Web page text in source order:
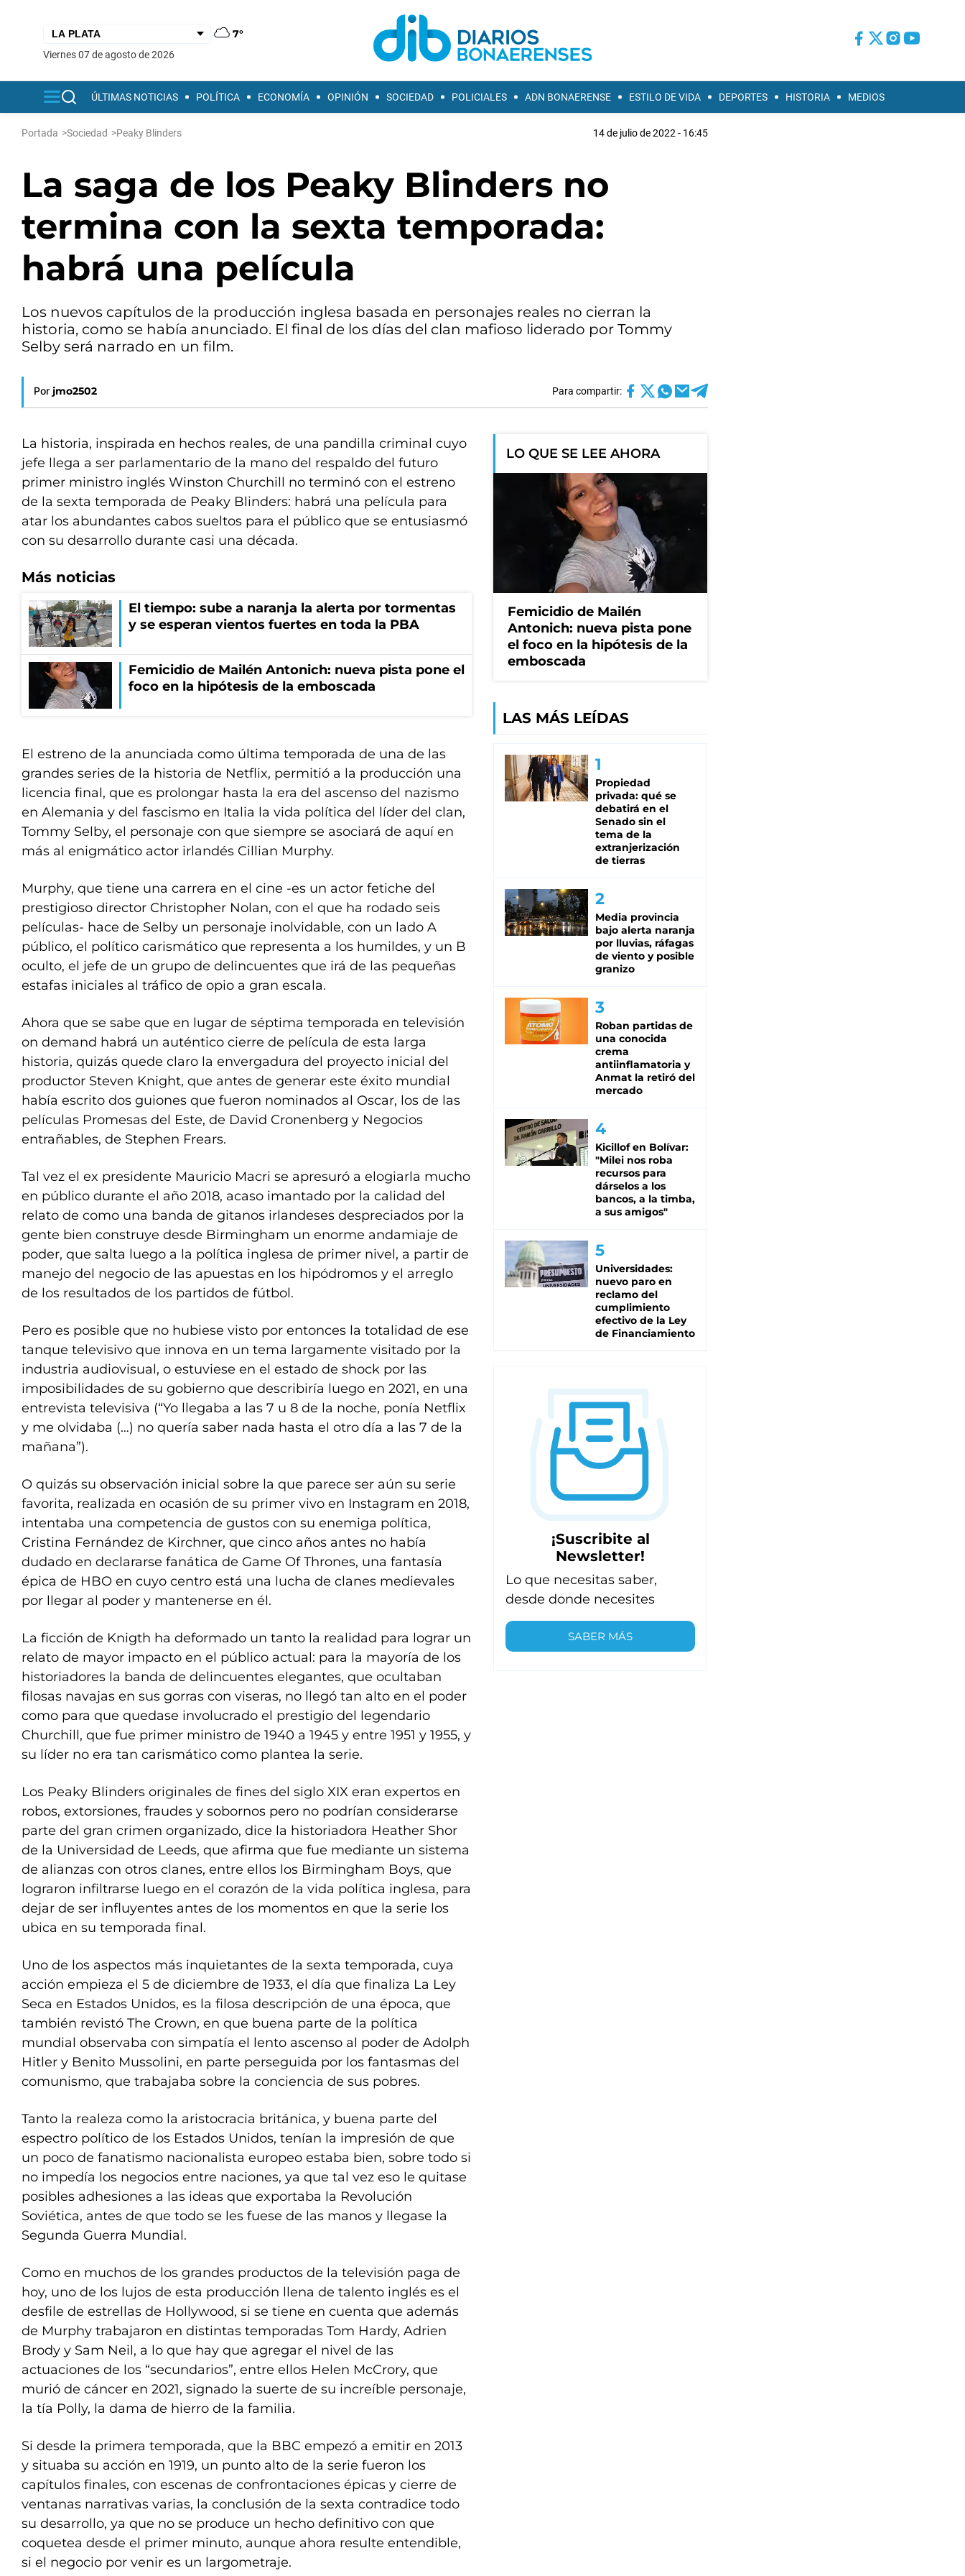
7°
viernes 07 de agosto de 2026
ÚLTIMAS NOTICIAS POLÍTICA ECONOMÍA OPINIÓN SOCIEDAD POLICIALES ADN BONAERENSE ESTILO DE VIDA DEPORTES HISTORIA MEDIOS
Portada >Sociedad >Peaky Blinders 14 de julio de 2022 - 16:45
La saga de los Peaky Blinders no
termina con la sexta temporada:
habrá una película
Los nuevos capítulos de la producción inglesa basada en personajes reales no cierran la
historia, como se había anunciado. El final de los días del clan mafioso liderado por Tommy
Selby será narrado en un film.
Por jmo2502 Para compartir:
La historia, inspirada en hechos reales, de una pandilla criminal cuyo
jefe llega a ser parlamentario de la mano del respaldo del futuro
primer ministro inglés Winston Churchill no terminó con el estreno
de la sexta temporada de Peaky Blinders: habrá una película para
atar los abundantes cabos sueltos para el público que se entusiasmó
con su desarrollo durante casi una década.
Más noticias
El tiempo: sube a naranja la alerta por tormentas
y se esperan vientos fuertes en toda la PBA
Femicidio de Mailén Antonich: nueva pista pone el
foco en la hipótesis de la emboscada
El estreno de la anunciada como última temporada de una de las
grandes series de la historia de Netflix, permitió a la producción una
licencia final, que es prolongar hasta la era del ascenso del nazismo
en Alemania y del fascismo en Italia la vida política del líder del clan,
Tommy Selby, el personaje con que siempre se asociará de aquí en
más al enigmático actor irlandés Cillian Murphy.
Murphy, que tiene una carrera en el cine -es un actor fetiche del
prestigioso director Christopher Nolan, con el que ha rodado seis
películas- hace de Selby un personaje inolvidable, con un lado A
público, el político carismático que representa a los humildes, y un B
oculto, el jefe de un grupo de delincuentes que irá de las pequeñas
estafas iniciales al tráfico de opio a gran escala.
Ahora que se sabe que en lugar de séptima temporada en televisión
on demand habrá un auténtico cierre de película de esta larga
historia, quizás quede claro la envergadura del proyecto inicial del
productor Steven Knight, que antes de generar este éxito mundial
había escrito dos guiones que fueron nominados al Oscar, los de las
películas Promesas del Este, de David Cronenberg y Negocios
entrañables, de Stephen Frears.
Tal vez el ex presidente Mauricio Macri se apresuró a elogiarla mucho
en público durante el año 2018, acaso imantado por la calidad del
relato de como una banda de gitanos irlandeses despreciados por la
gente bien construye desde Birmingham un enorme andamiaje de
poder, que salta luego a la política inglesa de primer nivel, a partir de
manejo del negocio de las apuestas en los hipódromos y el arreglo
de los resultados de los partidos de fútbol.
Pero es posible que no hubiese visto por entonces la totalidad de ese
tanque televisivo que innova en un tema largamente visitado por la
industria audiovisual, o estuviese en el estado de shock por las
imposibilidades de su gobierno que describiría luego en 2021, en una
entrevista televisiva (“Yo llegaba a las 7 u 8 de la noche, ponía Netflix
y me olvidaba (…) no quería saber nada hasta el otro día a las 7 de la
mañana”).
O quizás su observación inicial sobre la que parece ser aún su serie
favorita, realizada en ocasión de su primer vivo en Instagram en 2018,
intentaba una competencia de gustos con su enemiga política,
Cristina Fernández de Kirchner, que cinco años antes no había
dudado en declararse fanática de Game Of Thrones, una fantasía
épica de HBO en cuyo centro está una lucha de clanes medievales
por llegar al poder y mantenerse en él.
La ficción de Knigth ha deformado un tanto la realidad para lograr un
relato de mayor impacto en el público actual: para la mayoría de los
historiadores la banda de delincuentes elegantes, que ocultaban
filosas navajas en sus gorras con viseras, no llegó tan alto en el poder
como para que quedase involucrado el prestigio del legendario
Churchill, que fue primer ministro de 1940 a 1945 y entre 1951 y 1955, y
su líder no era tan carismático como plantea la serie.
Los Peaky Blinders originales de fines del siglo XIX eran expertos en
robos, extorsiones, fraudes y sobornos pero no podrían considerarse
parte del gran crimen organizado, dice la historiadora Heather Shor
de la Universidad de Leeds, que afirma que fue mediante un sistema
de alianzas con otros clanes, entre ellos los Birmingham Boys, que
lograron infiltrarse luego en el corazón de la vida política inglesa, para
dejar de ser influyentes antes de los momentos en que la serie los
ubica en su temporada final.
Uno de los aspectos más inquietantes de la sexta temporada, cuya
acción empieza el 5 de diciembre de 1933, el día que finaliza La Ley
Seca en Estados Unidos, es la filosa descripción de una época, que
también revistó The Crown, en que buena parte de la política
mundial observaba con simpatía el lento ascenso al poder de Adolph
Hitler y Benito Mussolini, en parte perseguida por los fantasmas del
comunismo, que trabajaba sobre la conciencia de sus pobres.
Tanto la realeza como la aristocracia británica, y buena parte del
espectro político de los Estados Unidos, tenían la impresión de que
un poco de fanatismo nacionalista europeo estaba bien, sobre todo si
no impedía los negocios entre naciones, ya que tal vez eso le quitase
posibles adhesiones a las ideas que exportaba la Revolución
Soviética, antes de que todo se les fuese de las manos y llegase la
Segunda Guerra Mundial.
Como en muchos de los grandes productos de la televisión paga de
hoy, uno de los lujos de esta producción llena de talento inglés es el
desfile de estrellas de Hollywood, si se tiene en cuenta que además
de Murphy trabajaron en distintas temporadas Tom Hardy, Adrien
Brody y Sam Neil, a lo que hay que agregar el nivel de las
actuaciones de los “secundarios”, entre ellos Helen McCrory, que
murió de cáncer en 2021, signado la suerte de su increíble personaje,
la tía Polly, la dama de hierro de la familia.
Si desde la primera temporada, que la BBC empezó a emitir en 2013
y situaba su acción en 1919, un punto alto de la serie fueron los
capítulos finales, con escenas de confrontaciones épicas y cierre de
ventanas narrativas varias, la conclusión de la sexta contradice todo
su desarrollo, ya que no se produce un hecho definitivo con que
coquetea desde el primer minuto, aunque ahora resulte entendible,
si el negocio por venir es un largometraje.
LO QUE SE LEE AHORA
Femicidio de Mailén
Antonich: nueva pista pone
el foco en la hipótesis de la
emboscada
LAS MÁS LEÍDAS
Propiedad
privada: qué se
debatirá en el
Senado sin el
tema de la
extranjerización
de tierras
Media provincia
bajo alerta naranja
por lluvias, ráfagas
de viento y posible
granizo
Roban partidas de
una conocida
crema
antiinflamatoria y
Anmat la retiró del
mercado
Kicillof en Bolívar:
"Milei nos roba
recursos para
dárselos a los
bancos, a la timba,
a sus amigos"
Universidades:
nuevo paro en
reclamo del
cumplimiento
efectivo de la Ley
de Financiamiento
¡Suscribite al
Newsletter!
Lo que necesitas saber,
desde donde necesites
SABER MÁS